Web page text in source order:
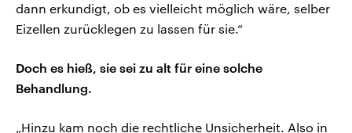
dann erkundigt, ob es vielleicht möglich wäre, selber
Eizellen zurücklegen zu lassen für sie.“
Doch es hieß, sie sei zu alt für eine solche
Behandlung.
„Hinzu kam noch die rechtliche Unsicherheit. Also in